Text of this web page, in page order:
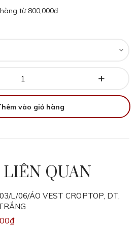
từ 800,000đ
+
vào giỏ hàng
QUAN
L/06/ÁO VEST CROPTOP, DT,